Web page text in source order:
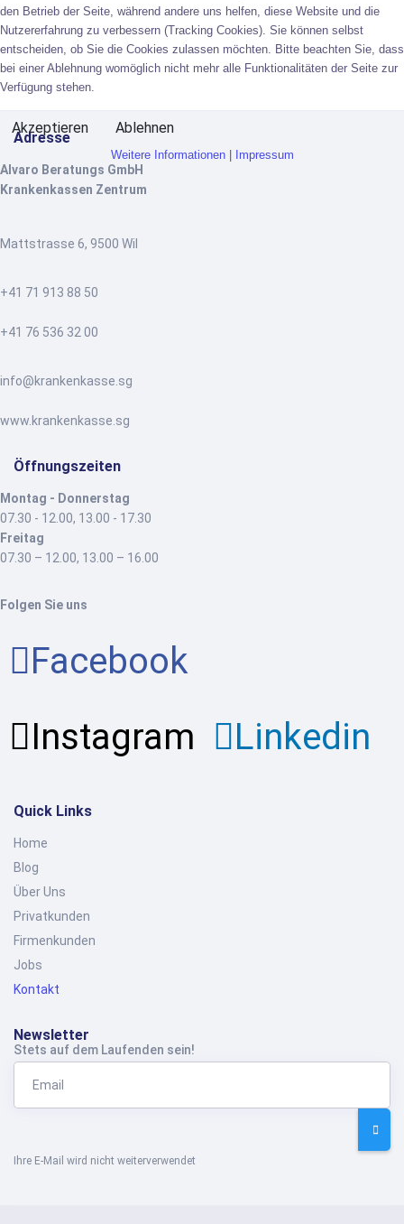
Adresse
Alvaro Beratungs GmbH
Krankenkassen Zentrum
Mattstrasse 6, 9500 Wil
+41 71 913 88 50
+41 76 536 32 00
info@krankenkasse.sg
www.krankenkasse.sg
Öffnungszeiten
Montag - Donnerstag
07.30 - 12.00, 13.00 - 17.30
Freitag
07.30 – 12.00, 13.00 – 16.00
Folgen Sie uns
Facebook
Instagram
Linkedin
Quick Links
Home
Blog
Über Uns
Privatkunden
Firmenkunden
Jobs
Kontakt
Newsletter
Stets auf dem Laufenden sein!
Ihre E-Mail wird nicht weiterverwendet
den Betrieb der Seite, während andere uns helfen, diese Website und die
Nutzererfahrung zu verbessern (Tracking Cookies). Sie können selbst
entscheiden, ob Sie die Cookies zulassen möchten. Bitte beachten Sie, dass
bei einer Ablehnung womöglich nicht mehr alle Funktionalitäten der Seite zur
Verfügung stehen.
Akzeptieren Ablehnen
Weitere Informationen| Impressum